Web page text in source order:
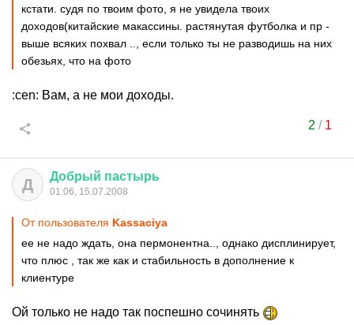
кстати. судя по твоим фото, я не увидела твоих
доходов(китайские макассины. растянутая футболка и пр -
выше всяких похвал .., если только ты не разводишь на них
обезьях, что на фото
:cen: Вам, а не мои доходы.
2 / 1
Д Добрый пастырь
01:06, 15.07.2008
От пользователя Kassaciya
ее не надо ждать, она пермонентна.., однако дисплинирует,
что плюс , так же как и стабильность в дополнение к
клиентуре
Ой только не надо так поспешно сочинять